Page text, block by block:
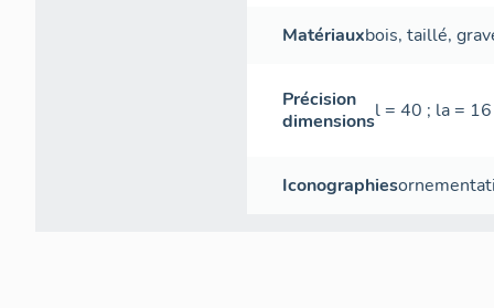
Matériauxbois, taillé,
Précision
dimensionsl = 40 ; la =
Iconographies